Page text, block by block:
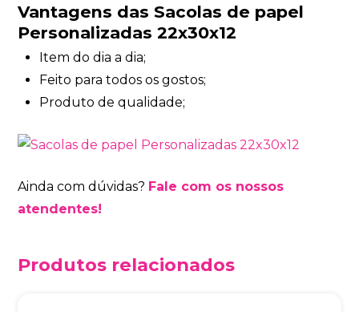
Vantagens das Sacolas de papel
Personalizadas 22x30x12
Item do dia a dia;
Feito para todos os gostos;
Produto de qualidade;
Ainda com dúvidas? Fale com os nossos
atendentes!
Produtos relacionados